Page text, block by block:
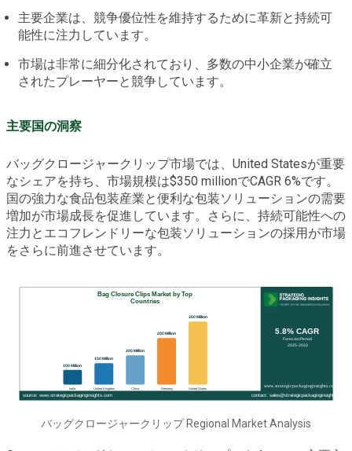
主要企業は、競争優位性を維持するために革新と持続可
能性に注力しています。
市場は非常に細分化されており、多数の中小企業が確立
されたプレーヤーと競争しています。
主要国の洞察
バッグクロージャークリップ市場では、United Statesが重要
なシェアを持ち、市場規模は$350 millionでCAGR 6%です。
国の強力な食品包装産業と便利な包装ソリューションの需要
増加が市場成長を促進しています。さらに、持続可能性への
注力とエコフレンドリーな包装ソリューションの採用が市場
をさらに前進させています。
バッグクロージャークリップ Regional Market Analysis